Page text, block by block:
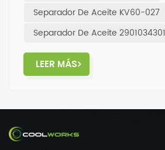
Separador De Aceite KV60-027
Separador De Aceite 2901034301
LEER MÁS